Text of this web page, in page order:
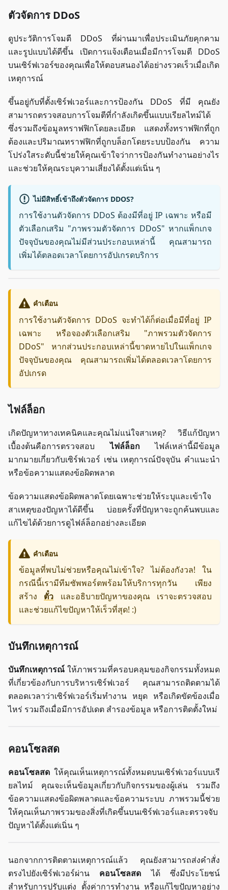
ตัวจัดการ DDoS
ดูประวัติการโจมตี DDoS ที่ผ่านมาเพื่อประเมินภัยคุกคาม
และรูปแบบได้ดีขึ้น เปิดการแจ้งเตือนเมื่อมีการโจมตี DDoS
บนเซิร์ฟเวอร์ของคุณเพื่อให้ตอบสนองได้อย่างรวดเร็วเมื่อเกิด
เหตุการณ์
ขึ้นอยู่กับที่ตั้งเซิร์ฟเวอร์และการป้องกัน DDoS ที่มี คุณยัง
สามารถตรวจสอบการโจมตีที่กำลังเกิดขึ้นแบบเรียลไทม์ได้
ซึ่งรวมถึงข้อมูลทราฟฟิกโดยละเอียด แสดงทั้งทราฟฟิกที่ถูก
ต้องและปริมาณทราฟฟิกที่ถูกบล็อกโดยระบบป้องกัน ความ
โปร่งใสระดับนี้ช่วยให้คุณเข้าใจว่าการป้องกันทำงานอย่างไร
และช่วยให้คุณระบุความเสี่ยงได้ตั้งแต่เนิ่น ๆ
ไม่มีสิทธิ์เข้าถึงตัวจัดการ DDOS?
การใช้งานตัวจัดการ DDoS ต้องมีที่อยู่ IP เฉพาะ หรือมี
ตัวเลือกเสริม "ภาพรวมตัวจัดการ DDoS" หากแพ็กเกจ
ปัจจุบันของคุณไม่มีส่วนประกอบเหล่านี้ คุณสามารถ
เพิ่มได้ตลอดเวลาโดยการอัปเกรดบริการ
คำเตือน
การใช้งานตัวจัดการ DDoS จะทำได้ก็ต่อเมื่อมีที่อยู่ IP
เฉพาะ หรือจองตัวเลือกเสริม "ภาพรวมตัวจัดการ
DDoS" หากส่วนประกอบเหล่านี้ขาดหายไปในแพ็กเกจ
ปัจจุบันของคุณ คุณสามารถเพิ่มได้ตลอดเวลาโดยการ
อัปเกรด
ไฟล์ล็อก
เกิดปัญหาทางเทคนิคและคุณไม่แน่ใจสาเหตุ? วิธีแก้ปัญหา
เบื้องต้นคือการตรวจสอบไฟล์ล็อกไฟล์เหล่านี้มีข้อมูล
มากมายเกี่ยวกับเซิร์ฟเวอร์ เช่น เหตุการณ์ปัจจุบัน คำแนะนำ
หรือข้อความแสดงข้อผิดพลาด
ข้อความแสดงข้อผิดพลาดโดยเฉพาะช่วยให้ระบุและเข้าใจ
สาเหตุของปัญหาได้ดีขึ้น บ่อยครั้งที่ปัญหาจะถูกค้นพบและ
แก้ไขได้ด้วยการดูไฟล์ล็อกอย่างละเอียด
คำเตือน
ข้อมูลที่พบไม่ช่วยหรือคุณไม่เข้าใจ? ไม่ต้องกังวล! ใน
กรณีนี้เรามีทีมซัพพอร์ตพร้อมให้บริการทุกวัน เพียง
สร้าง ตั๋ว และอธิบายปัญหาของคุณ เราจะตรวจสอบ
และช่วยแก้ไขปัญหาให้เร็วที่สุด! :)
บันทึกเหตุการณ์
บันทึกเหตุการณ์ ให้ภาพรวมที่ครอบคลุมของกิจกรรมทั้งหมด
ที่เกี่ยวข้องกับการบริหารเซิร์ฟเวอร์ คุณสามารถติดตามได้
ตลอดเวลาว่าเซิร์ฟเวอร์เริ่มทำงาน หยุด หรือเกิดขัดข้องเมื่อ
ไหร่ รวมถึงเมื่อมีการอัปเดต สำรองข้อมูล หรือการติดตั้งใหม่
คอนโซลสด
คอนโซลสด ให้คุณเห็นเหตุการณ์ทั้งหมดบนเซิร์ฟเวอร์แบบเรี
ยลไทม์ คุณจะเห็นข้อมูลเกี่ยวกับกิจกรรมของผู้เล่น รวมถึง
ข้อความแสดงข้อผิดพลาดและข้อความระบบ ภาพรวมนี้ช่วย
ให้คุณเห็นภาพรวมของสิ่งที่เกิดขึ้นบนเซิร์ฟเวอร์และตรวจจับ
ปัญหาได้ตั้งแต่เนิ่น ๆ
นอกจากการติดตามเหตุการณ์แล้ว คุณยังสามารถส่งคำสั่ง
ตรงไปยังเซิร์ฟเวอร์ผ่าน คอนโซลสด ได้ ซึ่งมีประโยชน์
สำหรับการปรับแต่ง ตั้งค่าการทำงาน หรือแก้ไขปัญหาอย่าง